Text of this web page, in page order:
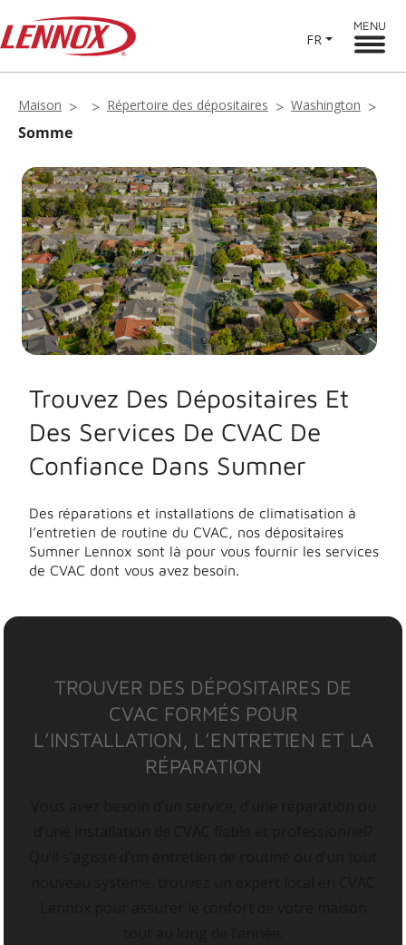
FR
MENU
Maison Répertoire des dépositaires Washington
Somme
Trouvez Des Dépositaires Et
Des Services De CVAC De
Confiance Dans Sumner
Des réparations et installations de climatisation à
l’entretien de routine du CVAC, nos dépositaires
Sumner Lennox sont là pour vous fournir les services
de CVAC dont vous avez besoin.
TROUVER DES DÉPOSITAIRES DE
CVAC FORMÉS POUR
L’INSTALLATION, L’ENTRETIEN ET LA
RÉPARATION